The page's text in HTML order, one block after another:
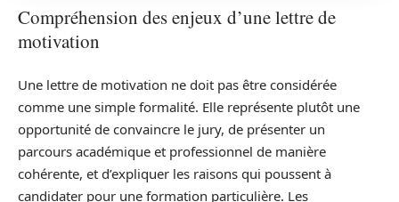
Compréhension des enjeux d’une lettre de
motivation
Une lettre de motivation ne doit pas être considérée
comme une simple formalité. Elle représente plutôt une
opportunité de convaincre le jury, de présenter un
parcours académique et professionnel de manière
cohérente, et d’expliquer les raisons qui poussent à
candidater pour une formation particulière. Les